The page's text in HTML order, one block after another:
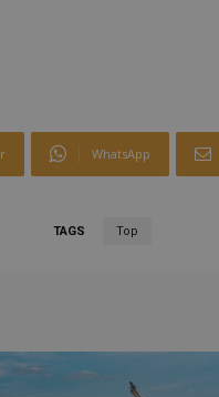
WhatsApp
TAGS Top